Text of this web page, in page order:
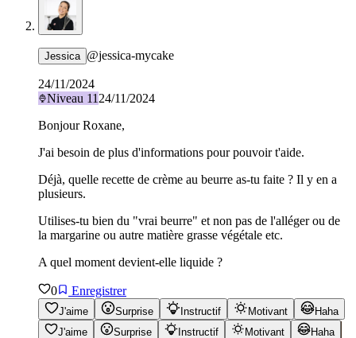
Jessica @jessica-mycake
24/11/2024
Niveau 11 24/11/2024
Bonjour Roxane,
J'ai besoin de plus d'informations pour pouvoir t'aide.
Déjà, quelle recette de crème au beurre as-tu faite ? Il y en a
plusieurs.
Utilises-tu bien du "vrai beurre" et non pas de l'alléger ou de
la margarine ou autre matière grasse végétale etc.
A quel moment devient-elle liquide ?
0 Enregistrer
J'aime Surprise Instructif Motivant
Haha
J'aime
Surprise Instructif Motivant
Haha